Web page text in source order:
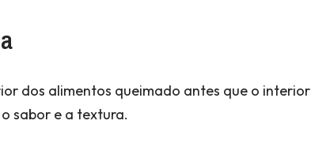
dos alimentos queimado antes que o interior
sabor e a textura.